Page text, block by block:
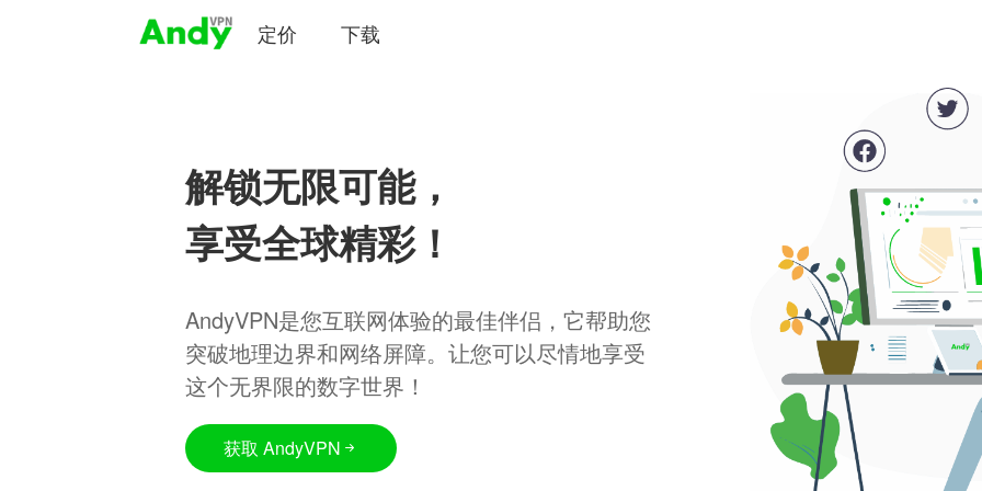
定价 下载
解锁无限可能，
享受全球精彩！
AndyVPN是您互联网体验的最佳伴侣，它帮助您
突破地理边界和网络屏障。让您可以尽情地享受
这个无界限的数字世界！
获取 AndyVPN